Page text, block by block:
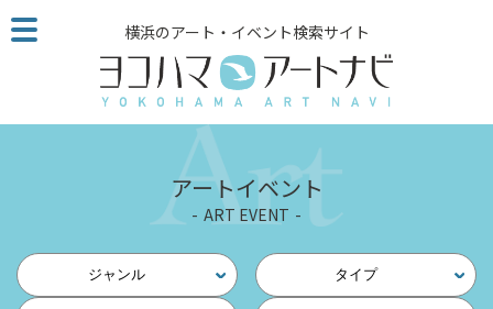
こ
の
ジ
読
横浜のアート・イベント検索サイト
アートイベント
ART EVENT
ジャンル タイプ